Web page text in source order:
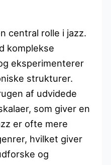
central rolle i jazz.
komplekse
eksperimenterer
strukturer.
af udvidede
som giver en
er ofte mere
hvilket giver
og